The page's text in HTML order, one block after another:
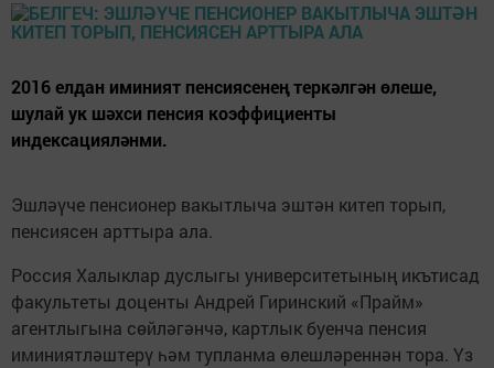
2016 елдан иминият пенсиясенең теркәлгән өлеше,
шулай ук шәхси пенсия коэффициенты
индексацияләнми.
Эшләүче пенсионер вакытлыча эштән китеп торып,
пенсиясен арттыра ала.
Россия Халыклар дуслыгы университетының икътисад
факультеты доценты Андрей Гиринский «Прайм»
агентлыгына сөйләгәнчә, картлык буенча пенсия
иминиятләштерү һәм тупланма өлешләреннән тора. Үз